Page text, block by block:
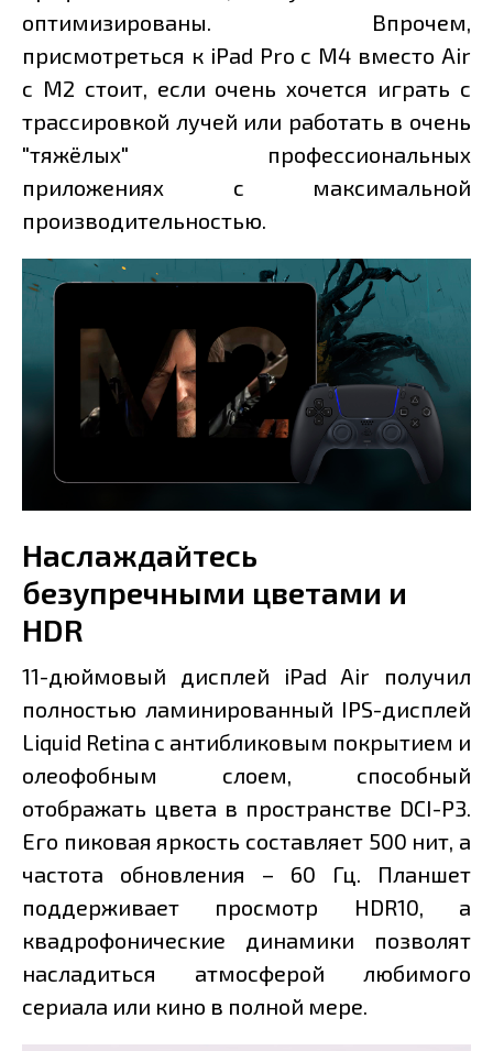
оптимизированы. Впрочем,
присмотреться к iPad Pro с M4 вместо Air
с M2 стоит, если очень хочется играть с
трассировкой лучей или работать в очень
"тяжёлых" профессиональных
приложениях с максимальной
производительностью.
Наслаждайтесь
безупречными цветами и
HDR
11-дюймовый дисплей iPad Air получил
полностью ламинированный IPS-дисплей
Liquid Retina с антибликовым покрытием и
олеофобным слоем, способный
отображать цвета в пространстве DCI-P3.
Его пиковая яркость составляет 500 нит, а
частота обновления – 60 Гц. Планшет
поддерживает просмотр HDR10, а
квадрофонические динамики позволят
насладиться атмосферой любимого
сериала или кино в полной мере.